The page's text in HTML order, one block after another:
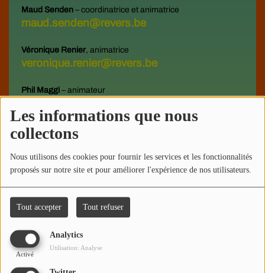
Les informations que nous
collectons
Nous utilisons des cookies pour fournir les services et les fonctionnalités
proposés sur notre site et pour améliorer l'expérience de nos utilisateurs.
Tout accepter Tout refuser
Analytics
Activé
Utilisation: Analyse
Maud Senden – coordinatrice et animatrice
maud.senden@revers.be
Véronique Renier, animatrice
veronique.renier@revers.be
Phil Maggi – animateur
Delphine Bouhy
Maurice Nyssen– animateur
Anne Vanlimbergen– animatrice
Baptiste Brunello– animateur / Radio Revers